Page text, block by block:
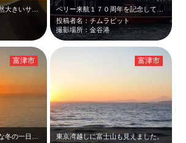
普通のアジと比べて全然大きいサイズの黄金アジ☆ 外はカリッと衣も明るめ衣。大…
投稿者名：チムラビット
撮影場所：金谷港
富津市
東京湾越しに富士山も見えました。
富津市